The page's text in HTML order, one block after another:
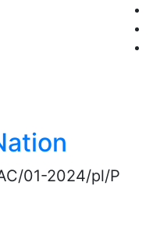
01-2024/pl/P